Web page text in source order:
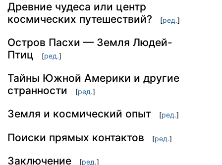
Древние чудеса или центр
космических путешествий?
[ред.]
Остров Пасхи — Земля Людей-
Птиц
[ред.]
Тайны Южной Америки и другие
странности
[ред.]
Земля и космический опыт [ред.]
Поиски прямых контактов [ред.]
Заключение [ред.]